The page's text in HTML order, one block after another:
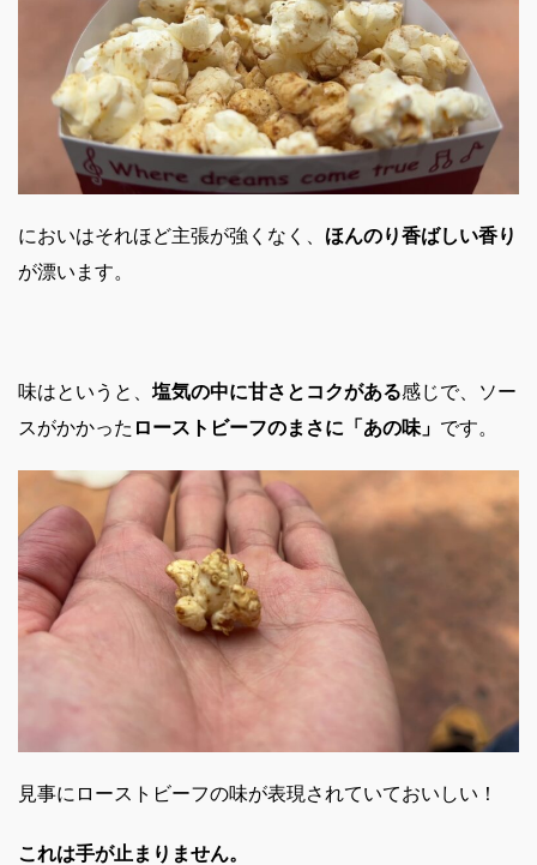
においはそれほど主張が強くなく、 ほんのり香ばしい香り
が漂います。
味はというと、 塩気の中に甘さとコクがある感じで、
ソー
スがかかった ローストビーフのまさに「あの味」 です。
見事にローストビーフの味が表現されていておいしい！
これは手が止まりません。